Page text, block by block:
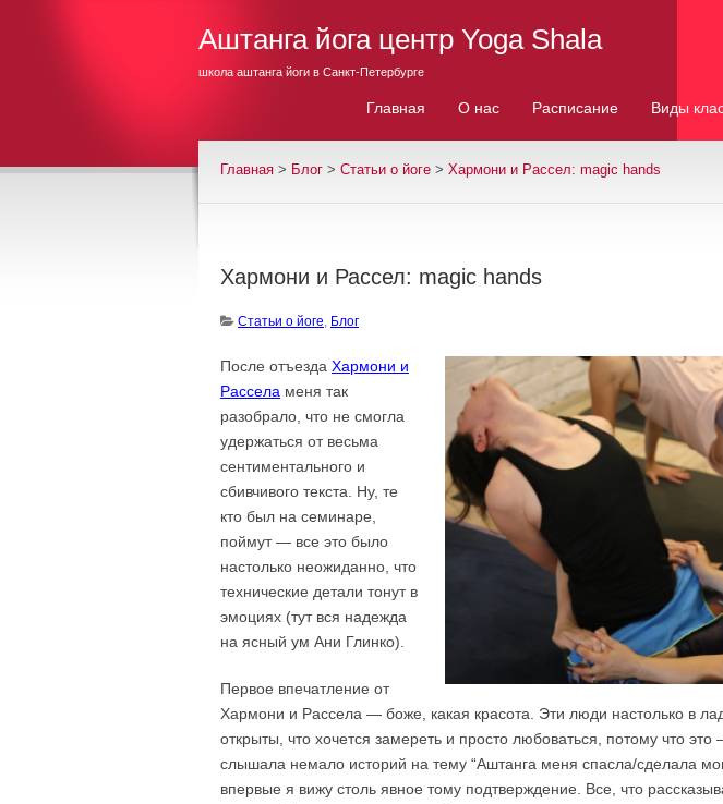
Аштанга йога центр Yoga Shala
школа аштанга йоги в Санкт-Петербурге
Главная О нас Расписание Виды
Главная > Блог > Cтатьи о йоге > Хармони и Рассел: magic hands
Хармони и Рассел: magic hands
Cтатьи о йоге, Блог
После отъезда Хармони и
Рассела меня так
разобрало, что не смогла
удержаться от весьма
сентиментального и
сбивчивого текста. Ну, те
кто был на семинаре,
поймут — все это было
настолько неожиданно, что
технические детали тонут в
эмоциях (тут вся надежда
на ясный ум Ани Глинко).
Первое впечатление от
Хармони и Рассела — боже, какая красота. Эти люди настолько в
открыты, что хочется замереть и просто любоваться, потому что
слышала немало историй на тему “Аштанга меня спасла/сделала
впервые я вижу столь явное тому подтверждение. Все, что